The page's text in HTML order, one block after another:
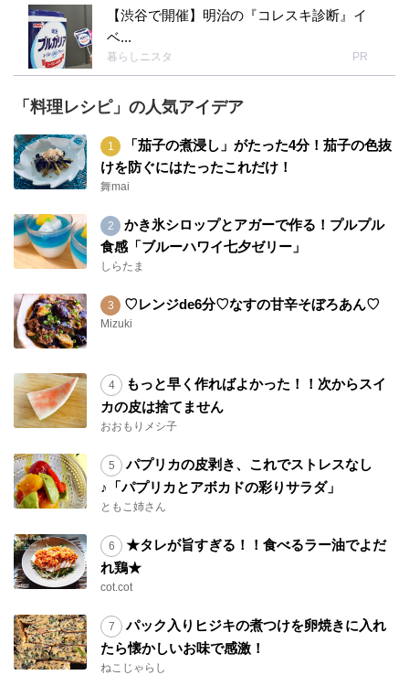
【渋谷で開催】明治の『コレスキ診断』イ
ベ...
暮らしニスタ PR
「料理レシピ」の人気アイデア
「茄子の煮浸し」がたった4分！茄子の色抜
けを防ぐにはたったこれだけ！
舞mai
かき氷シロップとアガーで作る！プルプル
食感「ブルーハワイ七夕ゼリー」
しらたま
♡レンジde6分♡なすの甘辛そぼろあん♡
Mizuki
もっと早く作ればよかった！！次からスイ
カの皮は捨てません
おおもりメシ子
パプリカの皮剥き、これでストレスなし
♪「パプリカとアボカドの彩りサラダ」
ともこ姉さん
★タレが旨すぎる！！食べるラー油でよだ
れ鶏★
cot.cot
パック入りヒジキの煮つけを卵焼きに入れ
たら懐かしいお味で感激！
ねこじゃらし